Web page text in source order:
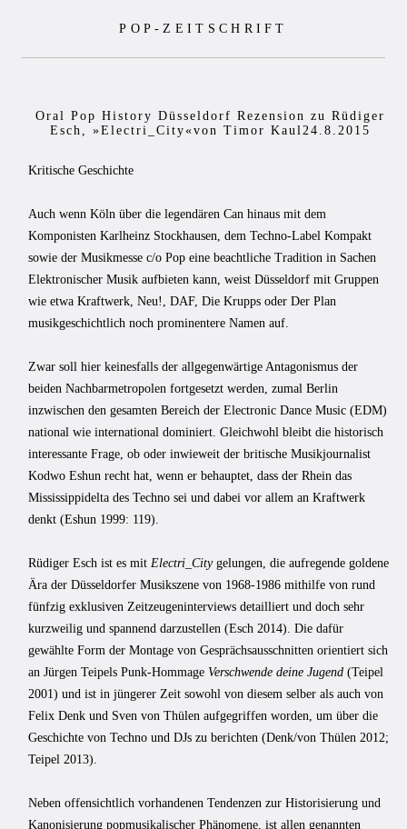
POP-ZEITSCHRIFT
Oral Pop History Düsseldorf Rezension zu Rüdiger
Esch, »Electri_City«von Timor Kaul24.8.2015
Kritische Geschichte
Auch wenn Köln über die legendären Can hinaus mit dem
Komponisten Karlheinz Stockhausen, dem Techno-Label Kompakt
sowie der Musikmesse c/o Pop eine beachtliche Tradition in Sachen
Elektronischer Musik aufbieten kann, weist Düsseldorf mit Gruppen
wie etwa Kraftwerk, Neu!, DAF, Die Krupps oder Der Plan
musikgeschichtlich noch prominentere Namen auf.
Zwar soll hier keinesfalls der allgegenwärtige Antagonismus der
beiden Nachbarmetropolen fortgesetzt werden, zumal Berlin
inzwischen den gesamten Bereich der Electronic Dance Music (EDM)
national wie international dominiert. Gleichwohl bleibt die historisch
interessante Frage, ob oder inwieweit der britische Musikjournalist
Kodwo Eshun recht hat, wenn er behauptet, dass der Rhein das
Mississippidelta des Techno sei und dabei vor allem an Kraftwerk
denkt (Eshun 1999: 119).
Rüdiger Esch ist es mit Electri_Citygelungen, die aufregende goldene
Ära der Düsseldorfer Musikszene von 1968-1986 mithilfe von rund
fünfzig exklusiven Zeitzeugeninterviews detailliert und doch sehr
kurzweilig und spannend darzustellen (Esch 2014). Die dafür
gewählte Form der Montage von Gesprächsausschnitten orientiert sich
an Jürgen Teipels Punk-Hommage Verschwende deine Jugend (Teipel
2001) und ist in jüngerer Zeit sowohl von diesem selber als auch von
Felix Denk und Sven von Thülen aufgegriffen worden, um über die
Geschichte von Techno und DJs zu berichten (Denk/von Thülen 2012;
Teipel 2013).
Neben offensichtlich vorhandenen Tendenzen zur Historisierung und
Kanonisierung popmusikalischer Phänomene, ist allen genannten